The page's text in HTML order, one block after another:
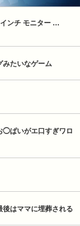
ンチ モニター …
みたいなゲーム
◯ぱいがエ口すぎワロ
後はママに埋葬される